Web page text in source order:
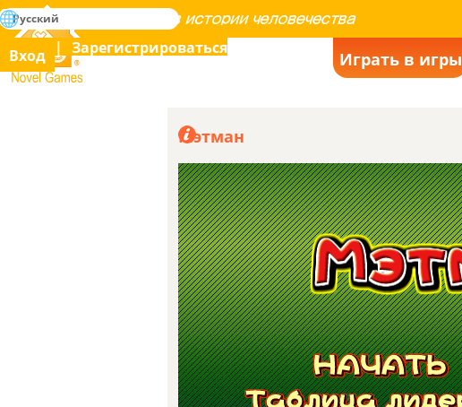
Novel Games
Освоение всех игр в истории человечества
поиск
Играть в игры
Вход Зарегистрироваться
Русский
Мэтман
Поскольку Ghost Man
Advanced находится в
the Classic category, you guessed it, this
should be in the classic category too
по AlexGordillo
2025-04-15
Нравится2
2614
(Переведено)Если Ghost Man
Advanced относится к
категории экшн, то и этот
фильм тоже должен быть там.
(Оригинал) If Ghost Man Advanced is in the
action category, then this one should be
there too
по AlexGordillo
2025-05-12
Нравится1